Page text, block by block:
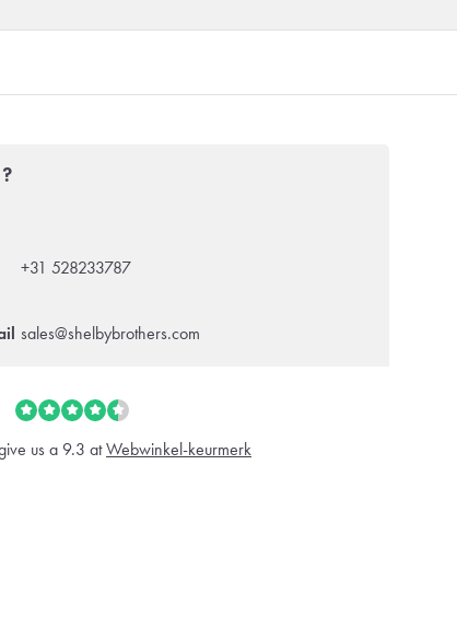
+31 528233787
sales@shelbybrothers.com
us a 9.3 atWebwinkel-keurmerk